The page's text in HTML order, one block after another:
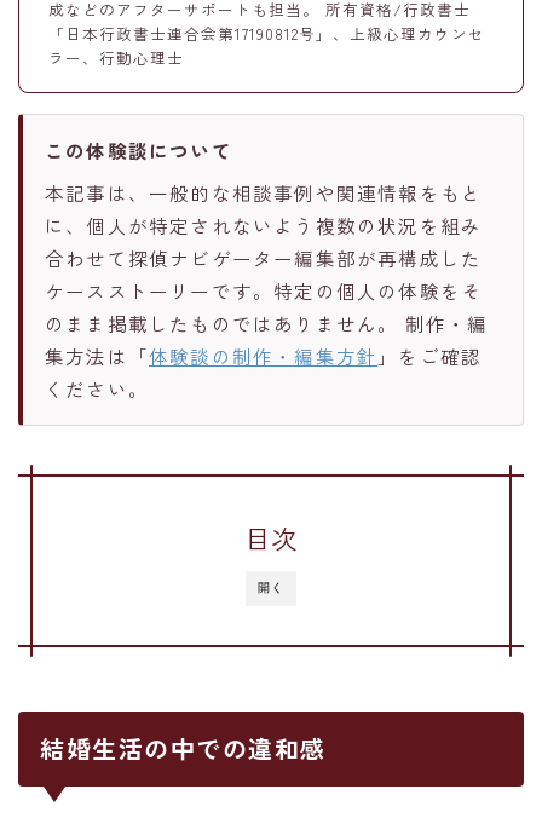
成などのアフターサポートも担当。 所有資格/行政書士
「日本行政書士連合会第17190812号」、上級心理カウンセ
ラー、行動心理士
この体験談について
本記事は、一般的な相談事例や関連情報をもと
に、個人が特定されないよう複数の状況を組み
合わせて探偵ナビゲーター編集部が再構成した
ケースストーリーです。特定の個人の体験をそ
のまま掲載したものではありません。 制作・編
集方法は「体験談の制作・編集方針 」をご確認
ください。
開く
目次
結婚生活の中での違和感